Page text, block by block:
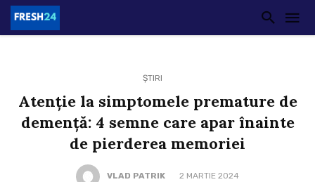
ȘTIRI
Atenție la simptomele premature de
demență: 4 semne care apar înainte
de pierderea memoriei
VLAD PATRIK 2 MARTIE 2024